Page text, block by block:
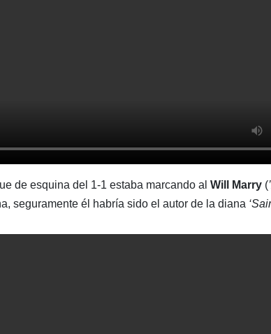
de esquina del 1-1 estaba marcando al Will Marry (
seguramente él habría sido el autor de la diana